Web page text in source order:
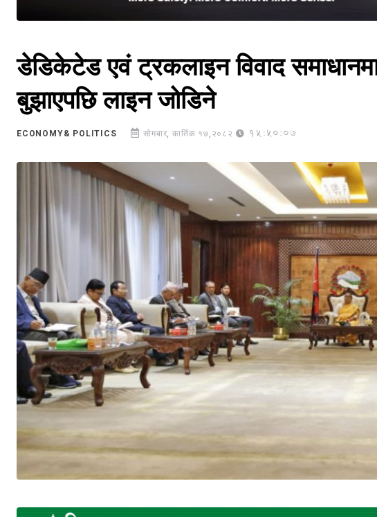
डेडिकेटेड एवं ट्रकलाइन विवाद समाधानमा
बुझाएपछि लाइन जोडिने
ECONOMY& POLITICS सोमबार, कार्तिक १७,२०८२ 15:50:07